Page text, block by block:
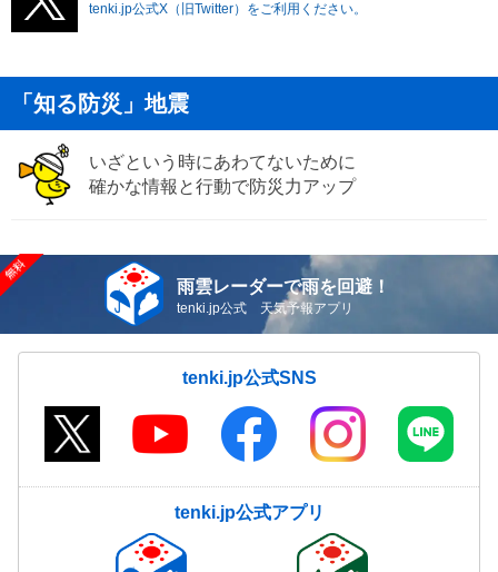
tenki.jp公式X（旧Twitter）をご利用ください。
「知る防災」地震
いざという時にあわてないために
確かな情報と行動で防災力アップ
雨雲レーダーで雨を回避！
tenki.jp公式 天気予報アプリ
tenki.jp公式SNS
tenki.jp公式アプリ